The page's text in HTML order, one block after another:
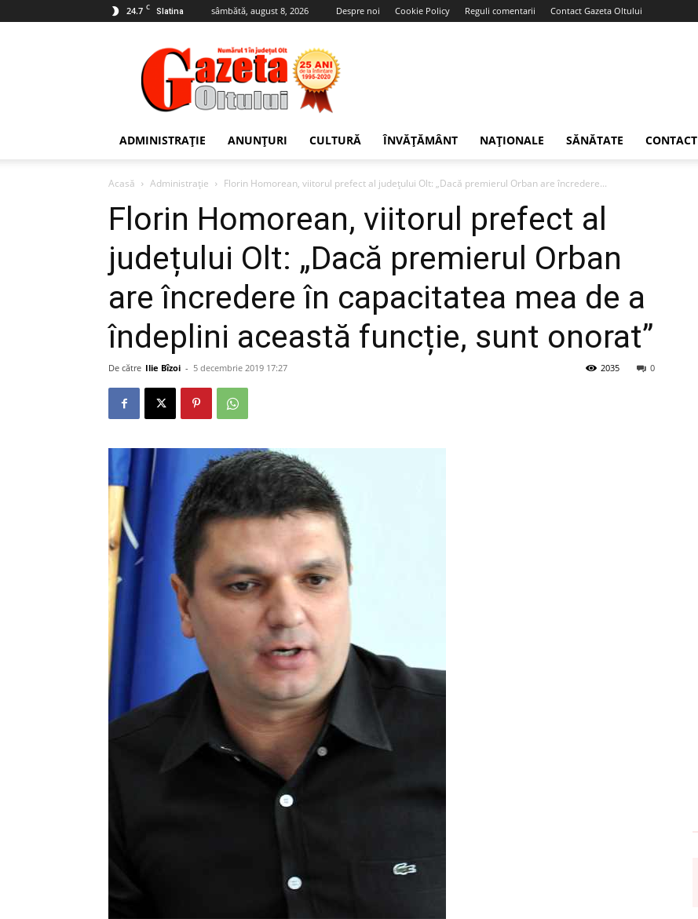
24.7 C Slatina sâmbătă, august 8, 2026 Despre noi Cookie Policy Reguli comentarii Contact Gazeta Oltului
Gazeta
Oltului
ADMINISTRAȚIE ANUNȚURI CULTURĂ ÎNVĂȚĂMÂNT NAȚIONALE SĂNĂTATE CONTACT
Acasă Administrație Florin Homorean, viitorul prefect al județului Olt: „Dacă premierul Orban are încredere...
Florin Homorean, viitorul prefect al
județului Olt: „Dacă premierul Orban
are încredere în capacitatea mea de a
îndeplini această funcție, sunt onorat”
De către Ilie Bîzoi - 5 decembrie 2019 17:27 0
2035